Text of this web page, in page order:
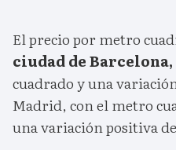
El precio por metro
ciudad de Barcelona,
cuadrado y una
Madrid, con el metro
una variación positiva